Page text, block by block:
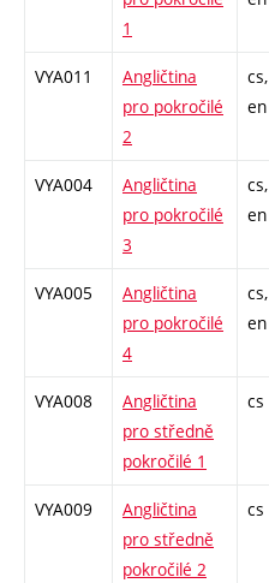
1
VYA011
Angličtina
pro pokročilé
2
cs,
en
VYA004
Angličtina
pro pokročilé
3
cs,
en
VYA005
Angličtina
pro pokročilé
4
cs,
en
VYA008
Angličtina
pro středně
pokročilé 1
cs
VYA009
Angličtina
pro středně
pokročilé 2
cs